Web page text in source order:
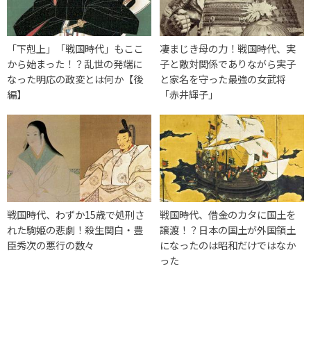
「下剋上」「戦国時代」もここ
から始まった！？乱世の発端に
なった明応の政変とは何か【後
編】
凄まじき母の力！戦国時代、実
子と敵対関係でありながら実子
と家名を守った最強の女武将
「赤井輝子」
戦国時代、わずか15歳で処刑さ
れた駒姫の悲劇！殺生関白・豊
臣秀次の悪行の数々
戦国時代、借金のカタに国土を
譲渡！？日本の国土が外国領土
になったのは昭和だけではなか
った